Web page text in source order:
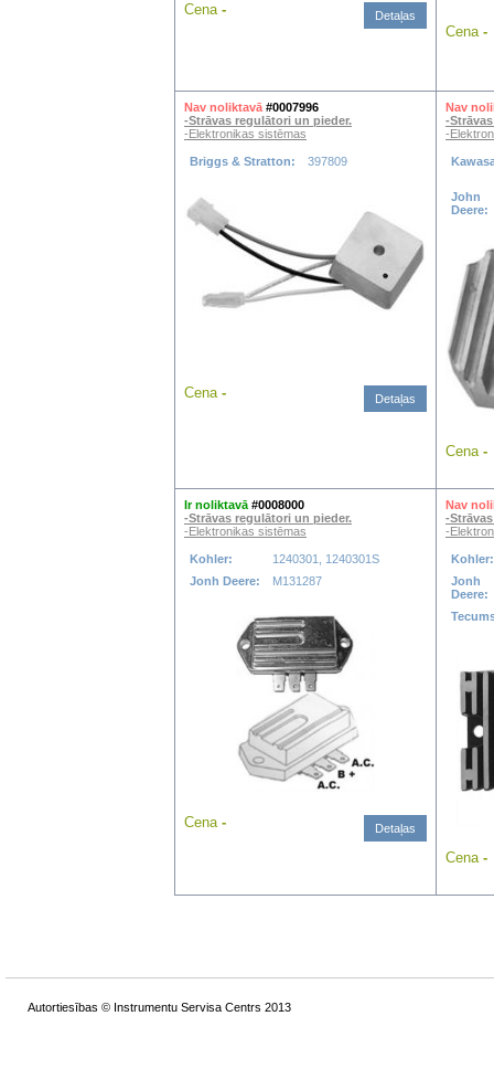
Cena - Detaļas
Cena -
Nav noliktavā #0007996
-Strāvas regulātori un pieder.
-Elektronikas sistēmas
Briggs & Stratton: 397809
Cena - Detaļas
Nav
-
-
John
Deere:
Cena -
Ir noliktavā #0008000
-Strāvas regulātori un pieder.
-Elektronikas sistēmas
Kohler:
1240301, 1240301S
Jonh Deere:
M131287
Cena - Detaļas
Nav
-
-
Jonh
Deere:
Cena -
Autortiesības © Instrumentu Servisa Centrs 2013